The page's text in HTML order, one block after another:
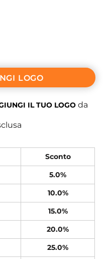
LOGO
IL TUO LOGO da
Sconto
5.0%
10.0%
15.0%
20.0%
25.0%